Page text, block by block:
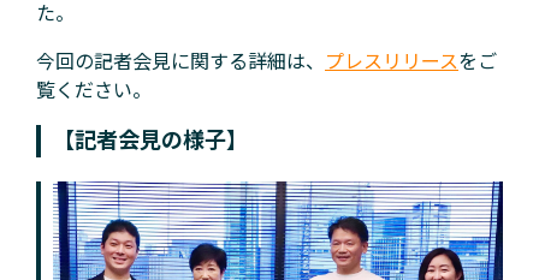
た。
今回の記者会見に関する詳細は、 プレスリリースをご
覧ください。
【記者会見の様子】